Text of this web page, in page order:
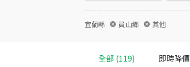
宜蘭縣 員山鄉 其他
全部 (119) 即時降價